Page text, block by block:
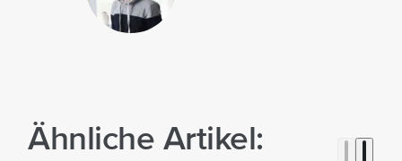
Ähnliche Artikel: